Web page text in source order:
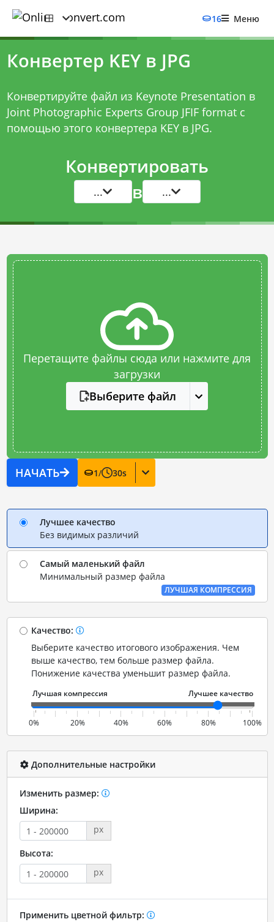
16 Меню
Конвертер KEY в JPG
Конвертируйте файл из Keynote Presentation в
Joint Photographic Experts Group JFIF format с
помощью этого конвертера KEY в JPG.
Конвертировать
... в ...
Перетащите файлы сюда или нажмите для
загрузки
Выберите файл
НАЧАТЬ 1/ 30s
Лучшее качество
Без видимых различий
Самый маленький файл
Минимальный размер файла
ЛУЧШАЯ КОМПРЕССИЯ
Качество:
Выберите качество итогового изображения. Чем
выше качество, тем больше размер файла.
Понижение качества уменьшит размер файла.
0% 20% 40% 60% 80% 100%
Дополнительные настройки
Изменить размер:
Ширина:
px
Высота:
px
Применить цветной фильтр: